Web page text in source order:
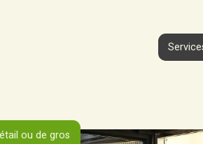
ou de gros